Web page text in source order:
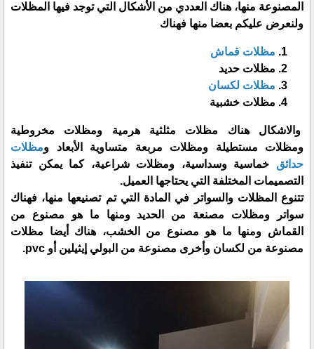
المصنوعة منها، هناك العددي من الأشكال التي توجد فيها المظلات
ولنعرض عليكم بعضا منها فهناك
مظلات قماش
مظلات حديد
مظلات لكسان
مظلات خشبية
والاشكال هناك مظلات مثلثية هرمية ومظلات مخروطية
ومظلات مستطيلة ومظلات مربعة متساوية الأبعاد ومظلات
حدائق خماسية وسداسية، ومظلات شراعية، كما يمكن تنفيذ
التصميمات المختلفة التي يحتاجها العميل.
تتنوع المظلات والسواتر في المادة التي تم تصنيعها منها، فهناك
سواتر ومظلات مصنعة من الحديد ومنها ما هو مصنوع من
القماش ومنها ما هو مصنوع من الخشب، هناك أيضا مظلات
مصنوعة من لكسان وأخرى مصنوعة من البولي إيثيلين أو pvc.